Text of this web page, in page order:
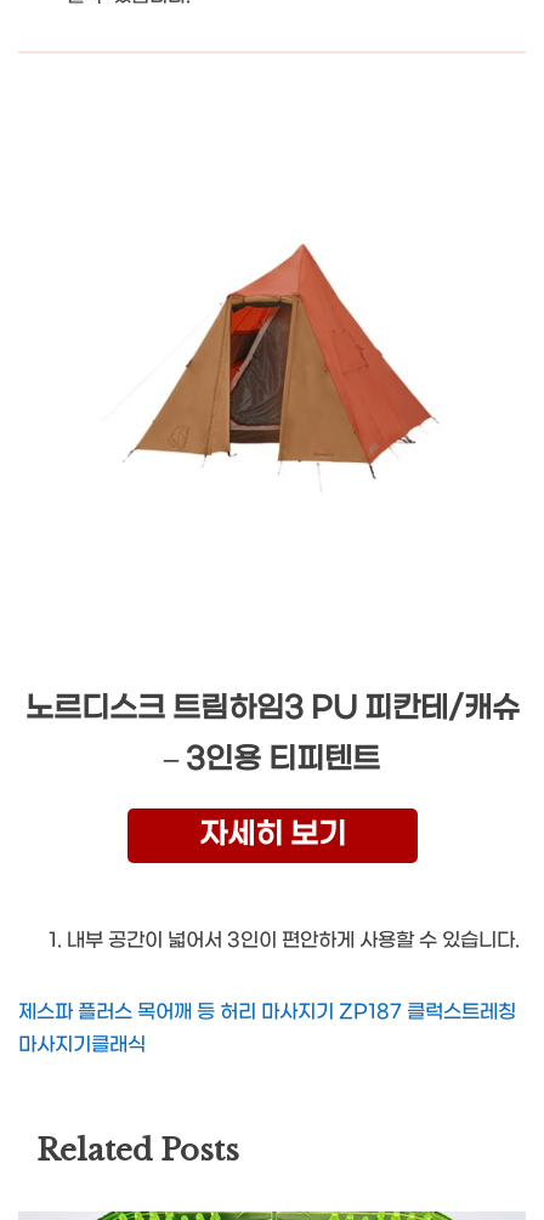
노르디스크 트림하임3 PU 피칸테/캐슈
– 3인용 티피텐트
자세히 보기
내부 공간이 넓어서 3인이 편안하게 사용할 수 있습니다.
제스파 플러스 목어깨 등 허리 마사지기 ZP187 클럭스트레칭
마사지기클래식
Related Posts